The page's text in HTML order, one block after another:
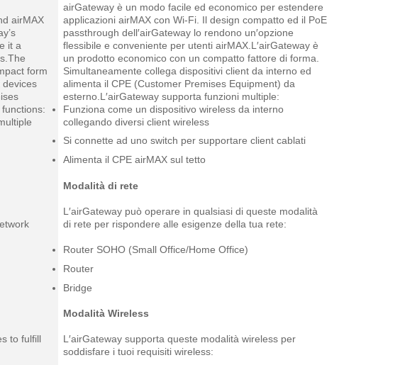
airMAX
it a
form
devices
to fulfill
airGateway è un modo facile ed economico per estendere
applicazioni airMAX con Wi-Fi. Il design compatto ed il PoE
passthrough dell′airGateway lo rendono un′opzione
flessibile e conveniente per utenti airMAX.L′airGateway è
un prodotto economico con un compatto fattore di forma.
Simultaneamente collega dispositivi client da interno ed
alimenta il CPE (Customer Premises Equipment) da
esterno.L′airGateway supporta funzioni multiple:
Funziona come un dispositivo wireless da interno
collegando diversi client wireless
Si connette ad uno switch per supportare client cablati
Alimenta il CPE airMAX sul tetto
Modalitàdi rete
L′airGateway può operare in qualsiasi di queste modalità
di rete per rispondere alleesigenze della tua rete:
Router SOHO (Small Office/Home Office)
Router
Bridge
Modalità Wireless
L′airGateway supporta queste modalità wireless per
soddisfare i tuoi requisiti wireless: